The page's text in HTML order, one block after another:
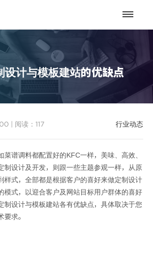
设计与模板建站的优缺点
行业动态
阅读： 117
菜谱调料都配置好的KFC一样，美味、高效、
制设计及开发，则跟一些主题参观一样，从原
样式，全部都是根据客户的喜好来做定制设计
模式，以迎合客户及网站目标用户群体的喜好
制设计与模板建站各有优缺点，具体取决于您
要求。